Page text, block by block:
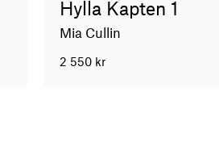
Hylla Kapten 1
Mia Cullin
2 550 kr